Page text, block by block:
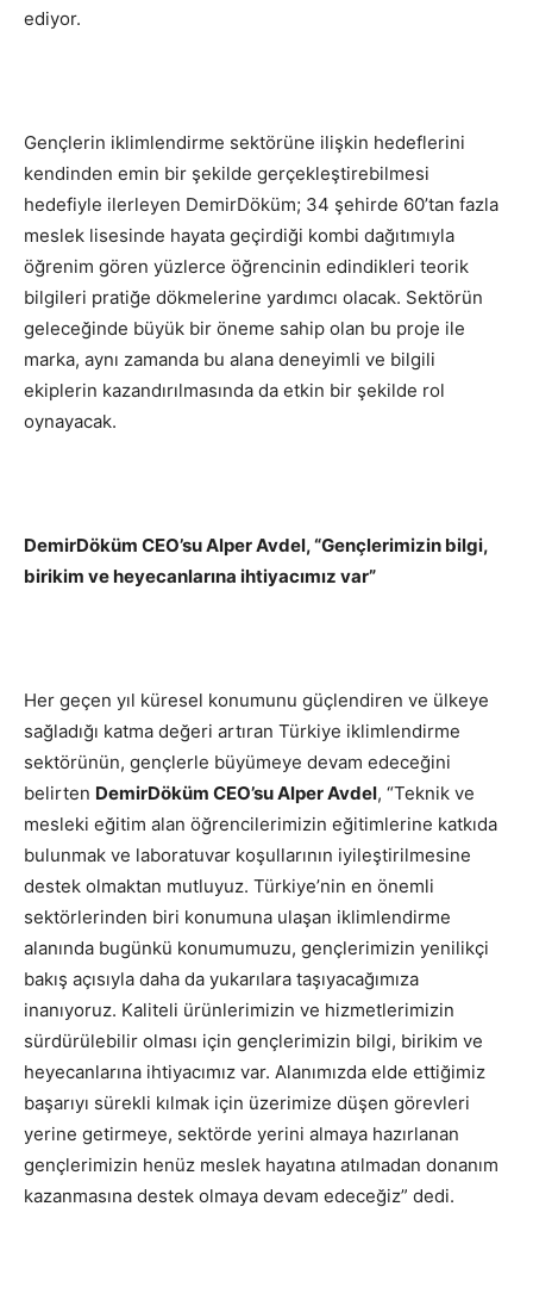
ediyor.
Gençlerin iklimlendirme sektörüne ilişkin hedeflerini
kendinden emin bir şekilde gerçekleştirebilmesi
hedefiyle ilerleyen DemirDöküm; 34 şehirde 60’tan fazla
meslek lisesinde hayata geçirdiği kombi dağıtımıyla
öğrenim gören yüzlerce öğrencinin edindikleri teorik
bilgileri pratiğe dökmelerine yardımcı olacak. Sektörün
geleceğinde büyük bir öneme sahip olan bu proje ile
marka, aynı zamanda bu alana deneyimli ve bilgili
ekiplerin kazandırılmasında da etkin bir şekilde rol
oynayacak.
DemirDöküm CEO’su Alper Avdel, “Gençlerimizin bilgi,
birikim ve heyecanlarına ihtiyacımız var”
Her geçen yıl küresel konumunu güçlendiren ve ülkeye
sağladığı katma değeri artıran Türkiye iklimlendirme
sektörünün, gençlerle büyümeye devam edeceğini
belirten DemirDöküm CEO’su Alper Avdel, “Teknik ve
mesleki eğitim alan öğrencilerimizin eğitimlerine katkıda
bulunmak ve laboratuvar koşullarının iyileştirilmesine
destek olmaktan mutluyuz. Türkiye’nin en önemli
sektörlerinden biri konumuna ulaşan iklimlendirme
alanında bugünkü konumumuzu, gençlerimizin yenilikçi
bakış açısıyla daha da yukarılara taşıyacağımıza
inanıyoruz. Kaliteli ürünlerimizin ve hizmetlerimizin
sürdürülebilir olması için gençlerimizin bilgi, birikim ve
heyecanlarına ihtiyacımız var. Alanımızda elde ettiğimiz
başarıyı sürekli kılmak için üzerimize düşen görevleri
yerine getirmeye, sektörde yerini almaya hazırlanan
gençlerimizin henüz meslek hayatına atılmadan donanım
kazanmasına destek olmaya devam edeceğiz” dedi.